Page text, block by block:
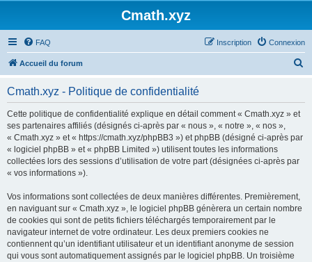
Cmath.xyz
FAQ Connexion
Inscription
Accueil du forum
Cmath.xyz - Politique de confidentialité
Cette politique de confidentialité explique en détail comment « Cmath.xyz » et
ses partenaires affiliés (désignés ci-après par « nous », « notre », « nos »,
« Cmath.xyz » et « https://cmath.xyz/phpBB3 ») et phpBB (désigné ci-après par
« logiciel phpBB » et « phpBB Limited ») utilisent toutes les informations
collectées lors des sessions d’utilisation de votre part (désignées ci-après par
« vos informations »).
Vos informations sont collectées de deux manières différentes. Premièrement,
en naviguant sur « Cmath.xyz », le logiciel phpBB génèrera un certain nombre
de cookies qui sont de petits fichiers téléchargés temporairement par le
navigateur internet de votre ordinateur. Les deux premiers cookies ne
contiennent qu’un identifiant utilisateur et un identifiant anonyme de session
qui vous sont automatiquement assignés par le logiciel phpBB. Un troisième